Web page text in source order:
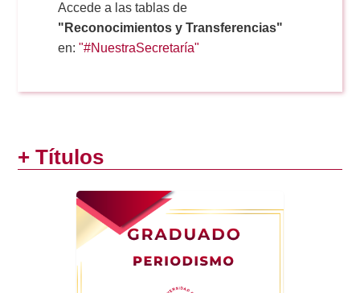
Accede a las tablas de
"Reconocimientos y Transferencias"
en:"#NuestraSecretaría"
+ Títulos